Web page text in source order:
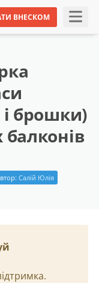
ВНЕСКОМ
брошки)
Салій Юлія